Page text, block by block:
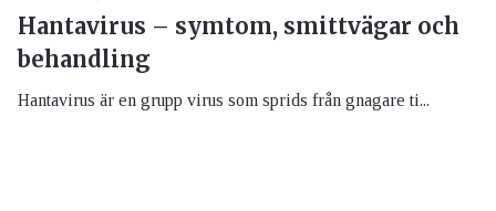
Hantavirus – symtom, smittvägar och
behandling
Hantavirus är en grupp virus som sprids från gnagare ti...